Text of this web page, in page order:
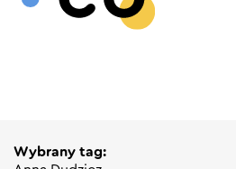
Wybrany tag: